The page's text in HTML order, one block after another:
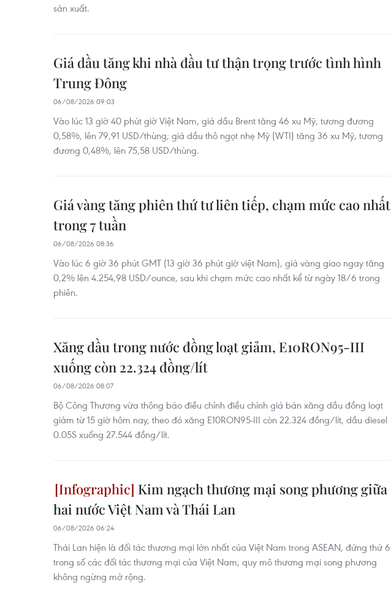
sản xuất.
Giá dầu tăng khi nhà đầu tư thận trọng trước tình hình
Trung Đông
06/08/2026 09:03
Vào lúc 13 giờ 40 phút giờ Việt Nam, giá dầu Brent tăng 46 xu Mỹ, tương đương
0,58%, lên 79,91 USD/thùng; giá dầu thô ngọt nhẹ Mỹ (WTI) tăng 36 xu Mỹ, tương
đương 0,48%, lên 75,58 USD/thùng.
Giá vàng tăng phiên thứ tư liên tiếp, chạm mức cao nhất
trong 7 tuần
06/08/2026 08:36
Vào lúc 6 giờ 36 phút GMT (13 giờ 36 phút giờ việt Nam), giá vàng giao ngay tăng
0,2% lên 4.254,98 USD/ounce, sau khi chạm mức cao nhất kể từ ngày 18/6 trong
phiên.
Xăng dầu trong nước đồng loạt giảm, E10RON95-III
xuống còn 22.324 đồng/lít
06/08/2026 08:07
Bộ Công Thương vừa thông báo điều chỉnh điều chỉnh giá bán xăng dầu đồng loạt
giảm từ 15 giờ hôm nay, theo đó xăng E10RON95-III còn 22.324 đồng/lít, dầu diesel
0.05S xuống 27.544 đồng/lít.
Kim ngạch thương mại song phương giữa
hai nước Việt Nam và Thái Lan
06/08/2026 06:24
Thái Lan hiện là đối tác thương mại lớn nhất của Việt Nam trong ASEAN, đứng thứ 6
trong số các đối tác thương mại của Việt Nam; quy mô thương mại song phương
không ngừng mở rộng.